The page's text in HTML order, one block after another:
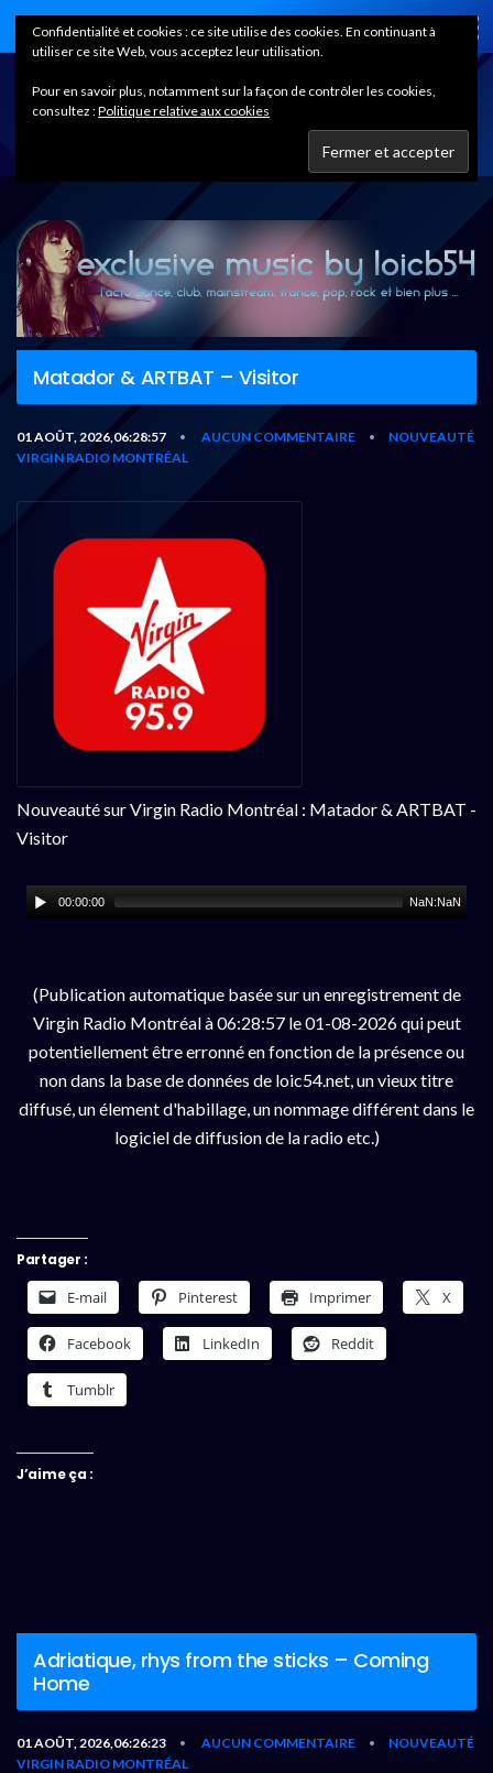
Home
Matador & ARTBAT – Visitor
01 AOÛT, 2026,06:28:57 • AUCUN COMMENTAIRE •
NOUVEAUTÉ
VIRGIN RADIO MONTRÉAL
Nouveauté sur Virgin Radio Montréal : Matador & ARTBAT -
Visitor
00:00:00 NaN:NaN
(Publication automatique basée sur un enregistrement de
Virgin Radio Montréal à 06:28:57 le 01-08-2026 qui peut
potentiellement être erronné en fonction de la présence ou
non dans la base de données de loic54.net, un vieux titre
diffusé, un élement d'habillage, un nommage différent dans le
logiciel de diffusion de la radio etc.)
Partager :
E-mail Pinterest Imprimer X
Facebook LinkedIn Reddit
Tumblr
J’aime ça :
Adriatique, rhys from the sticks – Coming
Home
01 AOÛT, 2026,06:26:23 • AUCUN COMMENTAIRE •
NOUVEAUTÉ
VIRGIN RADIO MONTRÉAL
Confidentialité et cookies : ce site utilise des cookies. En continuant à
utiliser ce site Web, vous acceptez leur utilisation.
Pour en savoir plus, notamment sur la façon de contrôler les cookies,
consultez :Politique relative aux cookies